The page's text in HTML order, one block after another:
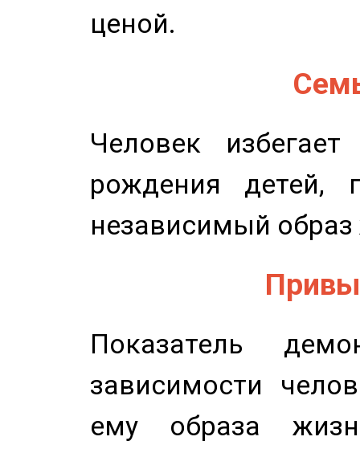
ценой.
Человек
рождения детей,
независимый
Показатель
зависимости
ему образа